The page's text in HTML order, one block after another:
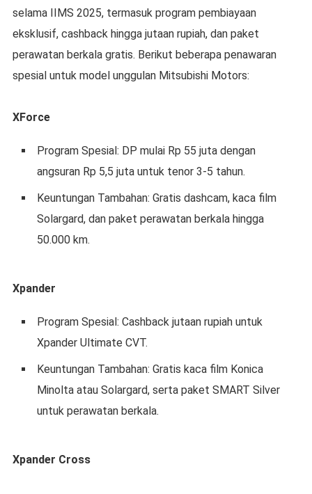
selama IIMS 2025, termasuk program pembiayaan
eksklusif, cashback hingga jutaan rupiah, dan paket
perawatan berkala gratis. Berikut beberapa penawaran
spesial untuk model unggulan Mitsubishi Motors:
XForce
Program Spesial: DP mulai Rp 55 juta dengan
angsuran Rp 5,5 juta untuk tenor 3-5 tahun.
Keuntungan Tambahan: Gratis dashcam, kaca film
Solargard, dan paket perawatan berkala hingga
50.000 km.
Xpander
Program Spesial: Cashback jutaan rupiah untuk
Xpander Ultimate CVT.
Keuntungan Tambahan: Gratis kaca film Konica
Minolta atau Solargard, serta paket SMART Silver
untuk perawatan berkala.
Xpander Cross